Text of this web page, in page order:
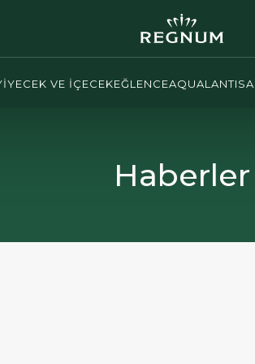
VE İÇECEKEĞLENCEAQUALANTIS
Haberler